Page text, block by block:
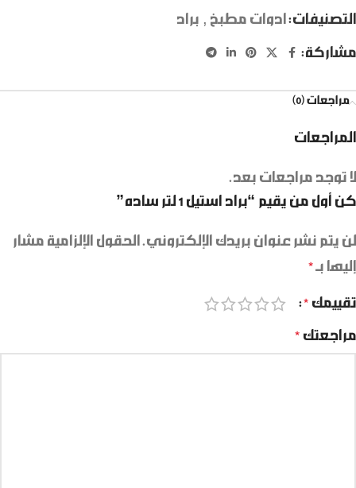
التصنيفات: ادوات مطبخ , براد
مشاركة:
مراجعات (0)
المراجعات
لا توجد مراجعات بعد.
كن أول من يقيم “براد استيل 1 لتر ساده”
لن يتم نشر عنوان بريدك الإلكتروني. الحقول الإلزامية مشار
إليها بـ *
تقييمك *
مراجعتك *